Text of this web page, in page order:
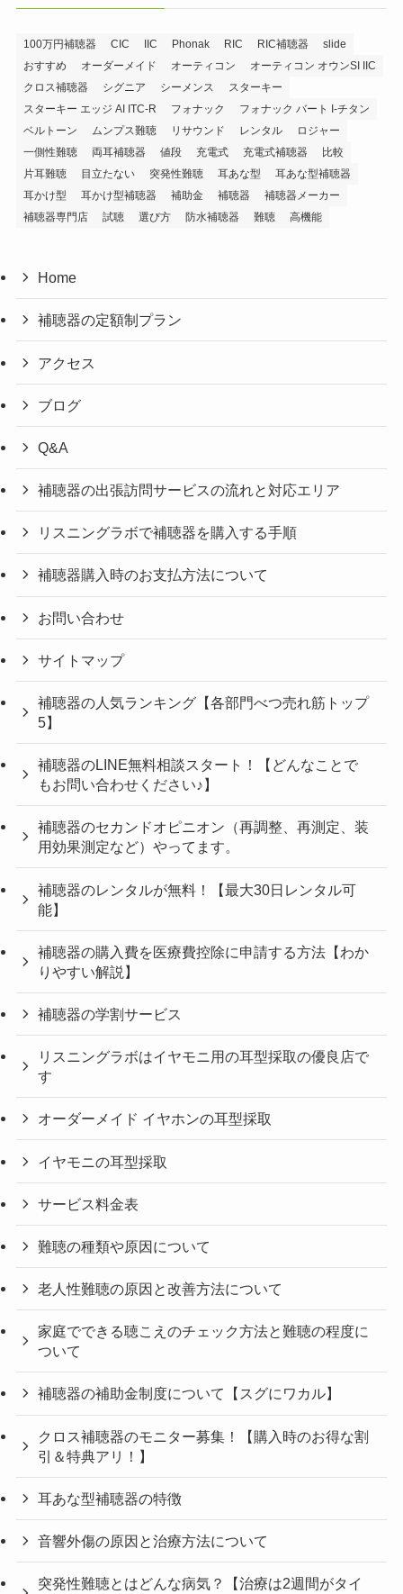
100万円補聴器 CIC IIC Phonak RIC RIC補聴器
slide
おすすめ
オーダーメイド オーティコン
オーティコン オウンSI IIC
クロス補聴器
シグニア シーメンス
スターキー
スターキー エッジ AI ITC-R
フォナック
フォナック バート I-チタン
ベルトーン
ムンプス難聴 リサウンド レンタル
ロジャー
一側性難聴
両耳補聴器 値段 充電式 充電式補聴器
比較
片耳難聴
目立たない 突発性難聴 耳あな型
耳あな型補聴器
耳かけ型
耳かけ型補聴器 補助金 補聴器
補聴器メーカー
補聴器専門店
試聴 選び方 防水補聴器 難聴 高機能
Home
補聴器の定額制プラン
アクセス
ブログ
Q&A
補聴器の出張訪問サービスの流れと対応エリア
リスニングラボで補聴器を購入する手順
補聴器購入時のお支払方法について
お問い合わせ
サイトマップ
補聴器の人気ランキング【各部門べつ売れ筋トップ
5】
補聴器のLINE無料相談スタート！【どんなことで
もお問い合わせください♪】
補聴器のセカンドオピニオン（再調整、再測定、装
用効果測定など）やってます。
補聴器のレンタルが無料！【最大30日レンタル可
能】
補聴器の購入費を医療費控除に申請する方法【わか
りやすい解説】
補聴器の学割サービス
リスニングラボはイヤモニ用の耳型採取の優良店で
す
オーダーメイド イヤホンの耳型採取
イヤモニの耳型採取
サービス料金表
難聴の種類や原因について
老人性難聴の原因と改善方法について
家庭でできる聴こえのチェック方法と難聴の程度に
ついて
補聴器の補助金制度について【スグにワカル】
クロス補聴器のモニター募集！【購入時のお得な割
引＆特典アリ！】
耳あな型補聴器の特徴
音響外傷の原因と治療方法について
突発性難聴とはどんな病気？【治療は2週間がタイ